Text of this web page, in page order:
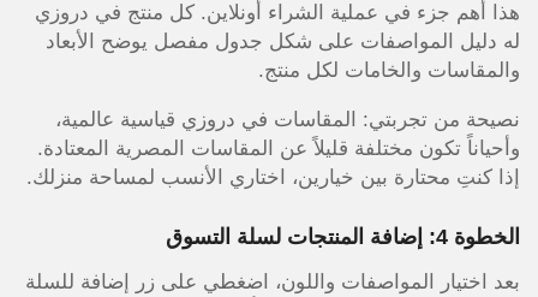
هذا أهم جزء في عملية الشراء أونلاين. كل منتج في دروزي
له دليل المواصفات على شكل جدول مفصل يوضح الأبعاد
والمقاسات والخامات لكل منتج.
نصيحة من تجربتي: المقاسات في دروزي قياسية عالمية،
وأحياناً تكون مختلفة قليلاً عن المقاسات المصرية المعتادة.
إذا كنتِ محتارة بين خيارين، اختاري الأنسب لمساحة منزلك.
الخطوة 4: إضافة المنتجات لسلة التسوق
بعد اختيار المواصفات واللون، اضغطي على زر إضافة للسلة